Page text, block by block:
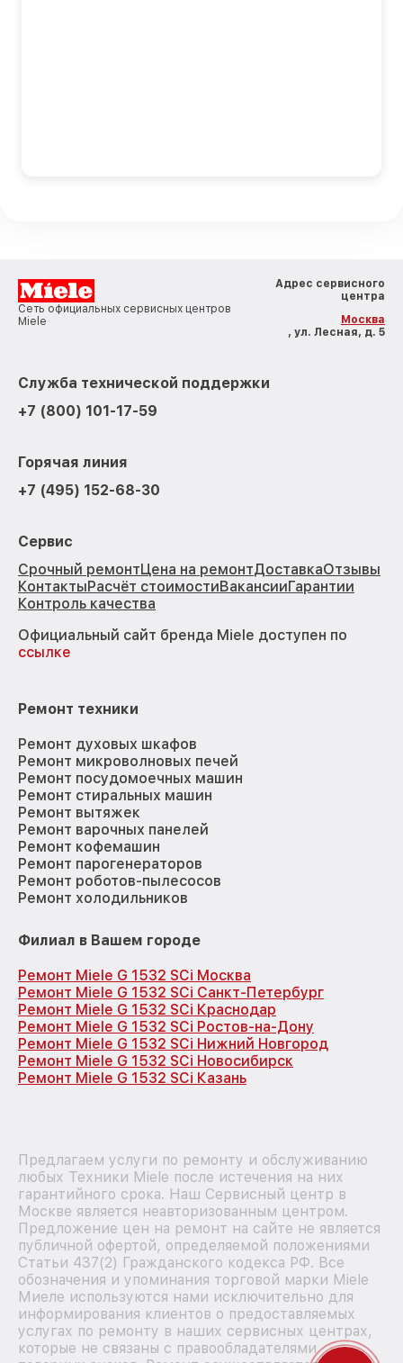
Сеть официальных сервисных центров
Miele
Адрес сервисного
центра
Москва
, ул. Лесная, д. 5
Служба технической поддержки
+7 (800) 101-17-59
Горячая линия
+7 (495) 152-68-30
Сервис
Срочный ремонтЦена на ремонтДоставкаОтзывы
КонтактыРасчёт стоимостиВакансииГарантии
Контроль качества
Официальный сайт бренда Miele доступен по
ссылке
Ремонт техники
Ремонт духовых шкафов
Ремонт микроволновых печей
Ремонт посудомоечных машин
Ремонт стиральных машин
Ремонт вытяжек
Ремонт варочных панелей
Ремонт кофемашин
Ремонт парогенераторов
Ремонт роботов-пылесосов
Ремонт холодильников
Филиал в Вашем городе
Ремонт Miele G 1532 SCi Москва
Ремонт Miele G 1532 SCi Санкт-Петербург
Ремонт Miele G 1532 SCi Краснодар
Ремонт Miele G 1532 SCi Ростов-на-Дону
Ремонт Miele G 1532 SCi Нижний Новгород
Ремонт Miele G 1532 SCi Новосибирск
Ремонт Miele G 1532 SCi Казань
Предлагаем услуги по ремонту и обслуживанию
любых Техники Miele после истечения на них
гарантийного срока. Наш Сервисный центр в
Москве является неавторизованным центром.
Предложение цен на ремонт на сайте не является
публичной офертой, определяемой положениями
Статьи 437(2) Гражданского кодекса РФ. Все
обозначения и упоминания торговой марки Miele
Миеле используются нами исключительно для
информирования клиентов о предоставляемых
услугах по ремонту в наших сервисных центрах,
которые не связаны с правообладателями